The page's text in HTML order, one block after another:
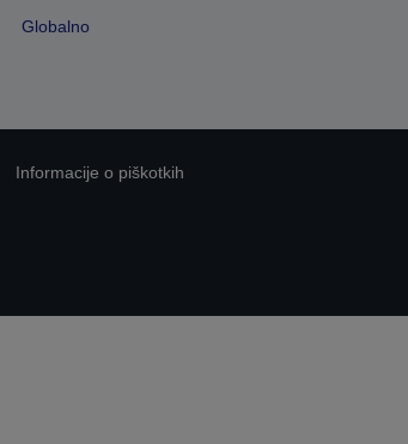
Globalno
Informacije o piškotkih